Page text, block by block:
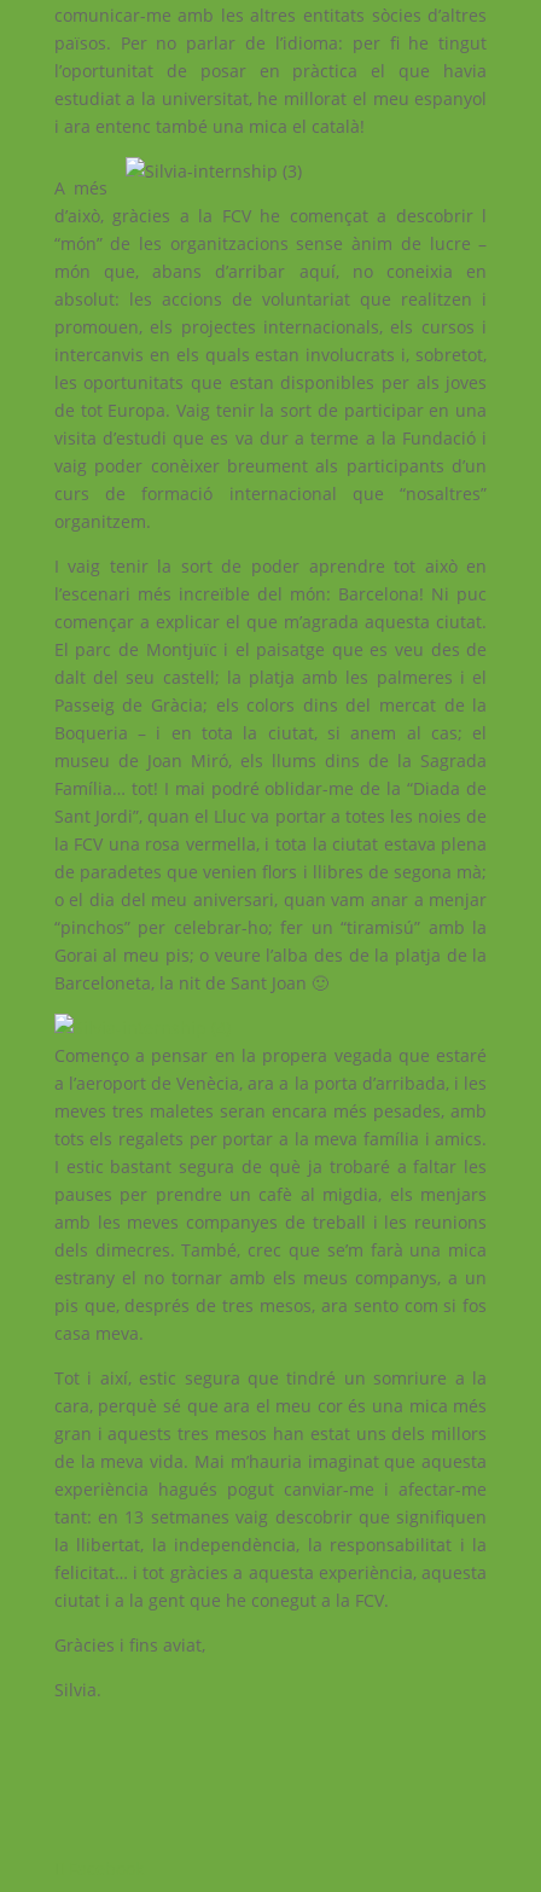
comunicar-me amb les altres entitats sòcies d’altres
països. Per no parlar de l’idioma: per fi he tingut
l’oportunitat de posar en pràctica el que havia
estudiat a la universitat, he millorat el meu espanyol
i ara entenc també una mica el català!
A més
d’això, gràcies a la FCV he començat a descobrir l
“món” de les organitzacions sense ànim de lucre –
món que, abans d’arribar aquí, no coneixia en
absolut: les accions de voluntariat que realitzen i
promouen, els projectes internacionals, els cursos i
intercanvis en els quals estan involucrats i, sobretot,
les oportunitats que estan disponibles per als joves
de tot Europa. Vaig tenir la sort de participar en una
visita d’estudi que es va dur a terme a la Fundació i
vaig poder conèixer breument als participants d’un
curs de formació internacional que “nosaltres”
organitzem.
I vaig tenir la sort de poder aprendre tot això en
l’escenari més increïble del món: Barcelona! Ni puc
començar a explicar el que m’agrada aquesta ciutat.
El parc de Montjuïc i el paisatge que es veu des de
dalt del seu castell; la platja amb les palmeres i el
Passeig de Gràcia; els colors dins del mercat de la
Boqueria – i en tota la ciutat, si anem al cas; el
museu de Joan Miró, els llums dins de la Sagrada
Família… tot! I mai podré oblidar-me de la “Diada de
Sant Jordi”, quan el Lluc va portar a totes les noies de
la FCV una rosa vermella, i tota la ciutat estava plena
de paradetes que venien flors i llibres de segona mà;
o el dia del meu aniversari, quan vam anar a menjar
“pinchos” per celebrar-ho; fer un “tiramisú” amb la
Gorai al meu pis; o veure l’alba des de la platja de la
Barceloneta, la nit de Sant Joan 🙂
Començo a pensar en la propera vegada que estaré
a l’aeroport de Venècia, ara a la porta d’arribada, i les
meves tres maletes seran encara més pesades, amb
tots els regalets per portar a la meva família i amics.
I estic bastant segura de què ja trobaré a faltar les
pauses per prendre un cafè al migdia, els menjars
amb les meves companyes de treball i les reunions
dels dimecres. També, crec que se’m farà una mica
estrany el no tornar amb els meus companys, a un
pis que, després de tres mesos, ara sento com si fos
casa meva.
Tot i així, estic segura que tindré un somriure a la
cara, perquè sé que ara el meu cor és una mica més
gran i aquests tres mesos han estat uns dels millors
de la meva vida. Mai m’hauria imaginat que aquesta
experiència hagués pogut canviar-me i afectar-me
tant: en 13 setmanes vaig descobrir que signifiquen
la llibertat, la independència, la responsabilitat i la
felicitat… i tot gràcies a aquesta experiència, aquesta
ciutat i a la gent que he conegut a la FCV.
Gràcies i fins aviat,
Silvia.